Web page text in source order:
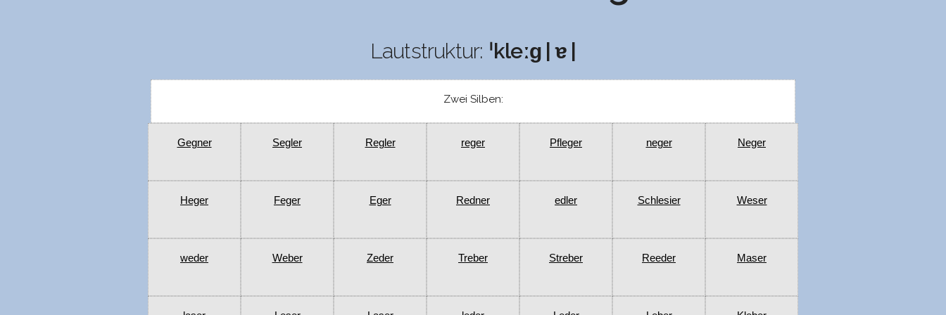
Lautstruktur: ˈkleːɡ | ɐ |
Zwei Silben:
Gegner Segler Regler reger Pfleger neger Neger
Heger Feger Eger Redner edler Schlesier Weser
weder Weber Zeder Treber Streber Reeder Maser